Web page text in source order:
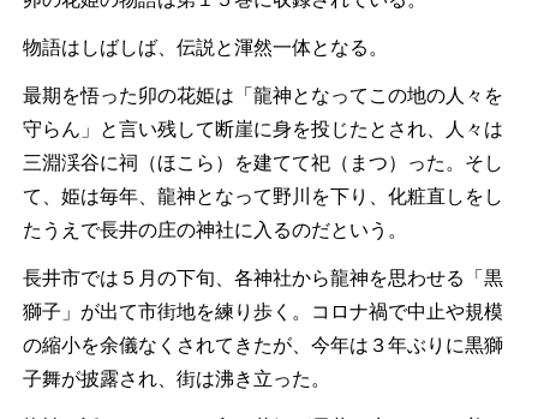
物語はしばしば、伝説と渾然一体となる。
最期を悟った卯の花姫は「龍神となってこの地の人々を
守らん」と言い残して断崖に身を投じたとされ、人々は
三淵渓谷に祠（ほこら）を建てて祀（まつ）った。そし
て、姫は毎年、龍神となって野川を下り、化粧直しをし
たうえで長井の庄の神社に入るのだという。
長井市では５月の下旬、各神社から龍神を思わせる「黒
獅子」が出て市街地を練り歩く。コロナ禍で中止や規模
の縮小を余儀なくされてきたが、今年は３年ぶりに黒獅
子舞が披露され、街は沸き立った。